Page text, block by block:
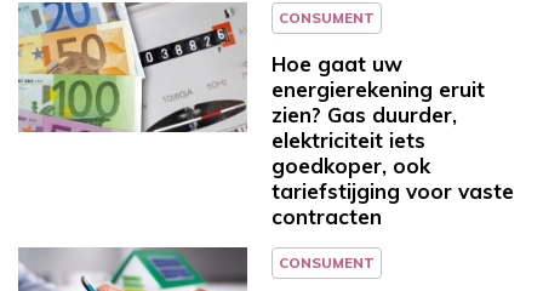
CONSUMENT
Hoe gaat uw
energierekening eruit
zien? Gas duurder,
elektriciteit iets
goedkoper, ook
tariefstijging voor vaste
contracten
CONSUMENT